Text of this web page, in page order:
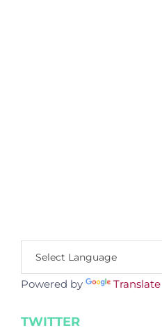
Powered by Translate
TWITTER